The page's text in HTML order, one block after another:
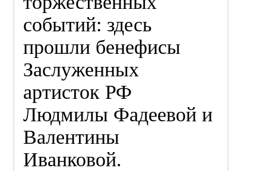
событий: здесь
прошли бенефисы
Заслуженных
артисток РФ
Людмилы Фадеевой и
Валентины
Иванковой.